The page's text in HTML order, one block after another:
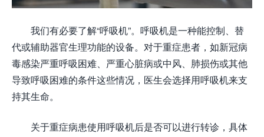
我们有必要了解“呼吸机”。呼吸机是一种能控制、替
代或辅助器官生理功能的设备。对于重症患者，如新冠病
毒感染严重呼吸困难、严重心脏病或中风、肺损伤或其他
导致呼吸困难的条件这些情况，医生会选择用呼吸机来支
持其生命。
关于重症病患使用呼吸机后是否可以进行转诊，具体